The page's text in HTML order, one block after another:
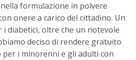
formulazione in polvere
onere a carico del cittadino. Un
i diabetici, oltre che un notevole
deciso di rendere gratuito
per i minorenni e gli adulti con